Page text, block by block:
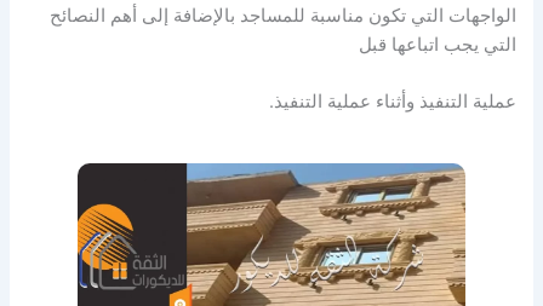
الواجهات التي تكون مناسبة للمساجد بالإضافة إلى أهم النصائح
التي يجب اتباعها قبل
عملية التنفيذ وأثناء عملية التنفيذ.